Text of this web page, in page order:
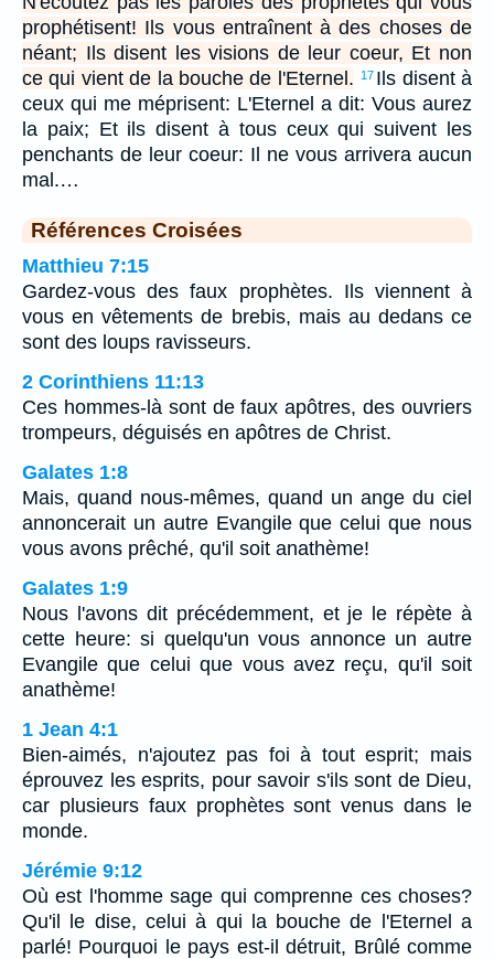
prophétisent! Ils vous entraînent à des choses de
néant; Ils disent les visions de leur coeur, Et non
ce qui vient de la bouche de l'Eternel.
17 Ils disent à
ceux qui me méprisent: L'Eternel a dit: Vous aurez
la paix; Et ils disent à tous ceux qui suivent les
penchants de leur coeur: Il ne vous arrivera aucun
mal.…
Références Croisées
Matthieu 7:15
Gardez-vous des faux prophètes. Ils viennent à
vous en vêtements de brebis, mais au dedans ce
sont des loups ravisseurs.
2 Corinthiens 11:13
Ces hommes-là sont de faux apôtres, des ouvriers
trompeurs, déguisés en apôtres de Christ.
Galates 1:8
Mais, quand nous-mêmes, quand un ange du ciel
annoncerait un autre Evangile que celui que nous
vous avons prêché, qu'il soit anathème!
Galates 1:9
Nous l'avons dit précédemment, et je le répète à
cette heure: si quelqu'un vous annonce un autre
Evangile que celui que vous avez reçu, qu'il soit
anathème!
1 Jean 4:1
Bien-aimés, n'ajoutez pas foi à tout esprit; mais
éprouvez les esprits, pour savoir s'ils sont de Dieu,
car plusieurs faux prophètes sont venus dans le
monde.
Jérémie 9:12
Où est l'homme sage qui comprenne ces choses?
Qu'il le dise, celui à qui la bouche de l'Eternel a
parlé! Pourquoi le pays est-il détruit, Brûlé comme